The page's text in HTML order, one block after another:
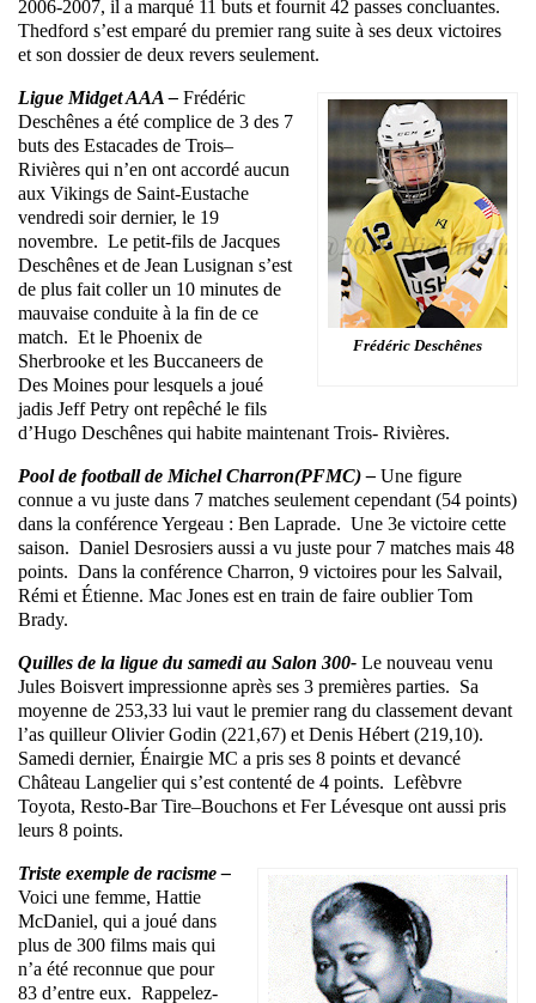
2006-2007, il a marqué 11 buts et fournit 42 passes concluantes.
Thedford s’est emparé du premier rang suite à ses deux victoires
et son dossier de deux revers seulement.
Frédéric Deschênes
Ligue Midget AAA – Frédéric
Deschênes a été complice de 3 des 7
buts des Estacades de Trois–
Rivières qui n’en ont accordé aucun
aux Vikings de Saint-Eustache
vendredi soir dernier, le 19
novembre. Le petit-fils de Jacques
Deschênes et de Jean Lusignan s’est
de plus fait coller un 10 minutes de
mauvaise conduite à la fin de ce
match. Et le Phoenix de
Sherbrooke et les Buccaneers de
Des Moines pour lesquels a joué
jadis Jeff Petry ont repêché le fils
d’Hugo Deschênes qui habite maintenant Trois- Rivières.
Pool de football de Michel Charron(PFMC) – Une figure
connue a vu juste dans 7 matches seulement cependant (54 points)
dans la conférence Yergeau : Ben Laprade. Une 3e victoire cette
saison. Daniel Desrosiers aussi a vu juste pour 7 matches mais 48
points. Dans la conférence Charron, 9 victoires pour les Salvail,
Rémi et Étienne. Mac Jones est en train de faire oublier Tom
Brady.
Quilles de la ligue du samedi au Salon 300- Le nouveau venu
Jules Boisvert impressionne après ses 3 premières parties. Sa
moyenne de 253,33 lui vaut le premier rang du classement devant
l’as quilleur Olivier Godin (221,67) et Denis Hébert (219,10).
Samedi dernier, Énairgie MC a pris ses 8 points et devancé
Château Langelier qui s’est contenté de 4 points. Lefèbvre
Toyota, Resto-Bar Tire–Bouchons et Fer Lévesque ont aussi pris
leurs 8 points.
Triste exemple de racisme –
Voici une femme, Hattie
McDaniel, qui a joué dans
plus de 300 films mais qui
n’a été reconnue que pour
83 d’entre eux. Rappelez-